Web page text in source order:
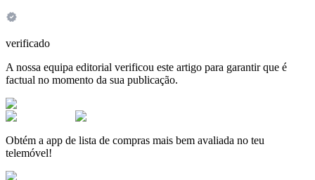
verificado
A nossa equipa editorial verificou este artigo para garantir que é
factual no momento da sua publicação.
Obtém a app de lista de compras mais bem avaliada no teu
telemóvel!